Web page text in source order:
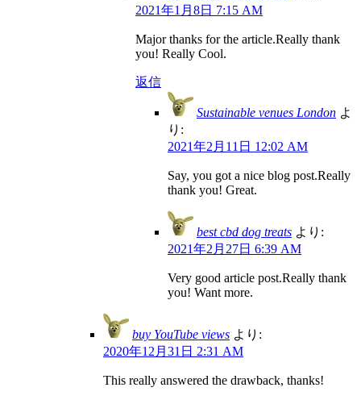
2021年1月8日 7:15 AM
Major thanks for the article.Really thank
you! Really Cool.
返信
Sustainable venues London よ
り:
2021年2月11日 12:02 AM
Say, you got a nice blog post.Really
thank you! Great.
best cbd dog treats より:
2021年2月27日 6:39 AM
Very good article post.Really thank
you! Want more.
buy YouTube views より:
2020年12月31日 2:31 AM
This really answered the drawback, thanks!